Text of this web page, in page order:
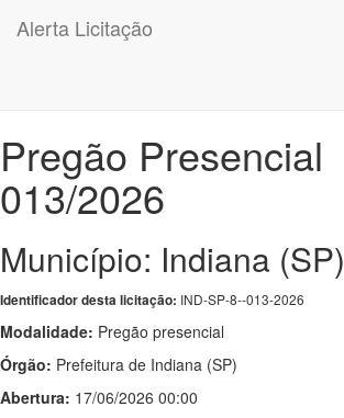
Alerta Licitação
Pregão Presencial
013/2026
Município: Indiana (SP)
Identificador desta licitação: IND-SP-8--013-2026
Modalidade: Pregão presencial
Órgão: Prefeitura de Indiana (SP)
Abertura: 17/06/2026 00:00